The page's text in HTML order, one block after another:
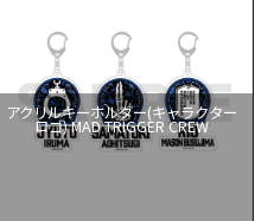
アクリルキーホルダー(キャラクター
ロゴ) MAD TRIGGER CREW